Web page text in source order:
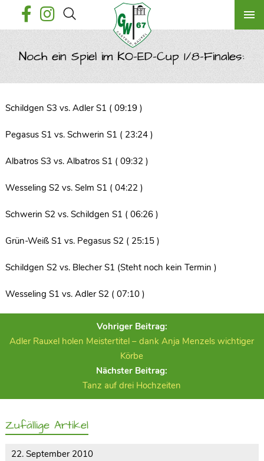
Noch ein Spiel im KO-ED-Cup 1/8-Finales:
Schildgen S3 vs. Adler S1 ( 09:19 )
Pegasus S1 vs. Schwerin S1 ( 23:24 )
Albatros S3 vs. Albatros S1 ( 09:32 )
Wesseling S2 vs. Selm S1 ( 04:22 )
Schwerin S2 vs. Schildgen S1 ( 06:26 )
Grün-Weiß S1 vs. Pegasus S2 ( 25:15 )
Schildgen S2 vs. Blecher S1 (Steht noch kein Termin )
Wesseling S1 vs. Adler S2 ( 07:10 )
Vohriger Beitrag:
Adler Rauxel holen Meistertitel – dank Anja Menzels wichtiger
Körbe
Nächster Beitrag:
Tanz auf drei Hochzeiten
Zufällige Artikel
22. September 2010